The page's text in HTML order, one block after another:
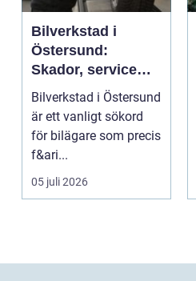
Bilverkstad i
Östersund:
Skador, service
och smarta val för
din bil
Bilverkstad i Östersund
är ett vanligt sökord
för bilägare som precis
f&ari...
05 juli 2026